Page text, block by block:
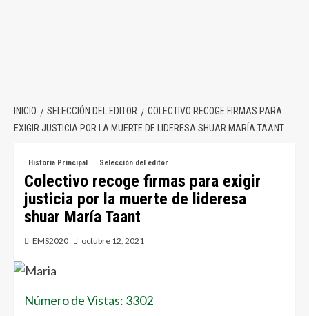
INICIO SELECCIÓN DEL EDITOR
COLECTIVO RECOGE FIRMAS PARA
EXIGIR JUSTICIA POR LA MUERTE DE LIDERESA SHUAR MARÍA TAANT
Historia Principal Selección del editor
Colectivo recoge firmas para exigir
justicia por la muerte de lideresa
shuar María Taant
EMS2020 octubre 12, 2021
Número de Vistas: 3302